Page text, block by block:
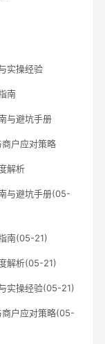
实操经验
南
与避坑手册
户应对策略
解析
与避坑手册(05-
南(05-21)
解析(05-21)
实操经验(05-21)
商户应对策略(05-